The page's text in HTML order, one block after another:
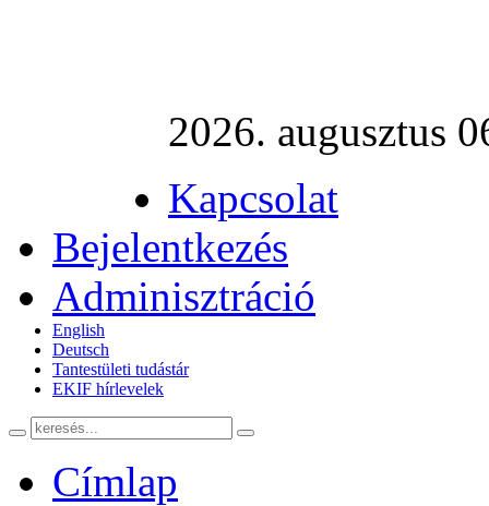
2026. augusztus
Kapcsolat
Bejelentkezés
Adminisztráció
English
Deutsch
Tantestületi tudástár
EKIF hírlevelek
Címlap